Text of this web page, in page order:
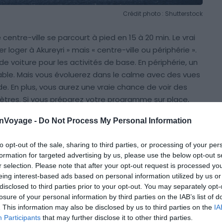
- Do Not Process My Personal Information
opt-out of the sale, sharing to third parties, or processing of your
for targeted advertising by us, please use the below opt-out
selection. Please note that after your opt-out request is processed
interest-based ads based on personal information utilized by us
to third parties prior to your opt-out. You may separately
of your personal information by third parties on the IAB’s list of
This information may also be disclosed by us to third parties on the
Participants that may further disclose it to other third parties.
Crédit photo : Shutterstock
ville se parcourt à pied en 15 à 20 min. Le vrai
loger à Akureyri » mais « centre-ville ou périphérie ».
voiture pour les activités de base. En périphérie, un
Mais vous évoluerez dans le calme avec des vues
En plus, vous aurez une vraie chance de voir des
Si vous préparez votre programme sur place,
la haute saison fait grimper les prix de 60 % par
affichent complet dès le printemps pour les
3 semaines à l’avance est une règle minimale. Si
jusqu’à 44 % de réduction sur les tarifs
sans problème.